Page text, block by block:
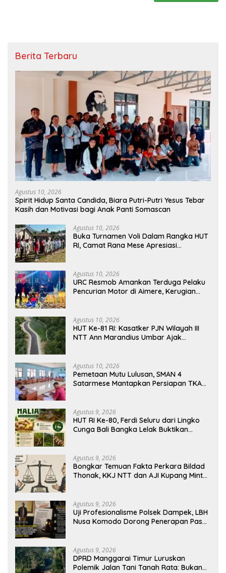
Berita Terbaru
Agustus 10, 2026
Spirit Hidup Santa Candida, Biara Putri-Putri Yesus Tebar
Kasih dan Motivasi bagi Anak Panti Somascan
Agustus 10, 2026
Buka Turnamen Voli Dalam Rangka HUT
RI, Camat Rana Mese Apresiasi
Agustus 10, 2026
URC Resmob Amankan Terduga Pelaku
Pencurian Motor di Aimere, Kerugian
Agustus 10, 2026
HUT Ke-81 RI: Kasatker PJN Wilayah III
NTT Ann Marandius Umbar Ajak
Agustus 10, 2026
Pemetaan Mutu Lulusan, SMAN 4
Satarmese Mantapkan Persiapan TKA
Agustus 9, 2026
HUT RI Ke-80, Ferdi Seluru dari Lingko
Cunga Bali Bangka Lelak Buktikan
Agustus 9, 2026
Bongkar Temuan Fakta Perkara Bildad
Thonak, KKJ NTT dan AJI Kupang Minta
Agustus 9, 2026
Uji Profesionalisme Polsek Dampek, LBH
Nusa Komodo Dorong Penerapan Pasal
Agustus 9, 2026
DPRD Manggarai Timur Luruskan
Polemik Jalan Tani Tanah Rata: Bukan